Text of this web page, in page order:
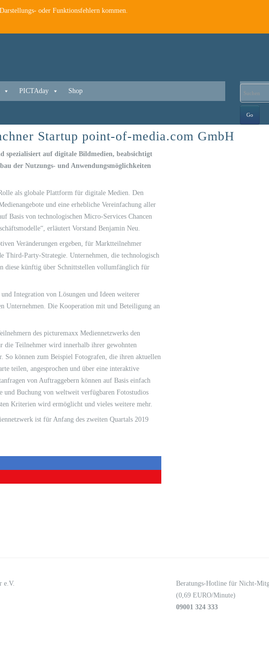
oder Funktionsfehlern kommen.
PICTAday Shop
Startup point-of-media.com GmbH
spezialisiert auf digitale Bildmedien, beabsichtigt
der Nutzungs- und Anwendungsmöglichkeiten
als globale Plattform für digitale Medien. Den
und eine erhebliche Vereinfachung aller
Basis von technologischen Micro-Services Chancen
erläutert Vorstand Benjamin Neu.
Veränderungen ergeben, für Marktteilnehmer
Third-Party-Strategie. Unternehmen, die technologisch
diese künftig über Schnittstellen vollumfänglich für
Integration von Lösungen und Ideen weiterer
Unternehmen. Die Kooperation mit und Beteiligung an
des picturemaxx Mediennetzwerks den
Teilnehmer wird innerhalb ihrer gewohnten
So können zum Beispiel Fotografen, die ihren aktuellen
teilen, angesprochen und über eine interaktive
von Auftraggebern können auf Basis einfach
und Buchung von weltweit verfügbaren Fotostudios
Kriterien wird ermöglicht und vieles weitere mehr.
ist für Anfang des zweiten Quartals 2019
e.V.
Beratungs-Hotline für Nicht-
(0,69 EURO/Minute)
09001 324 333